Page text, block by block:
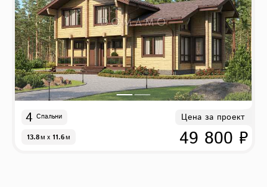
4 Спальни
13.8м x 11.6м
Цена за проект
49 800 ₽